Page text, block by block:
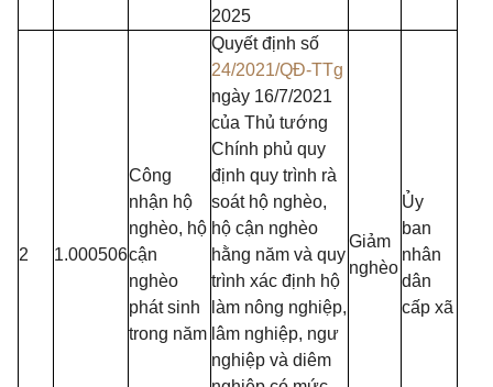
2025
2 1.000506
Công
nhận hộ
nghèo, hộ
cận
nghèo
phát sinh
trong năm
Quyết định số
24/2021/QĐ-TTg
ngày 16/7/2021
của Thủ tướng
Chính phủ quy
định quy trình rà
soát hộ nghèo,
hộ cận nghèo
hằng năm và quy
trình xác định hộ
làm nông nghiệp,
lâm nghiệp, ngư
nghiệp và diêm
Giảm
nghèo
Ủy
ban
nhân
dân
cấp xã